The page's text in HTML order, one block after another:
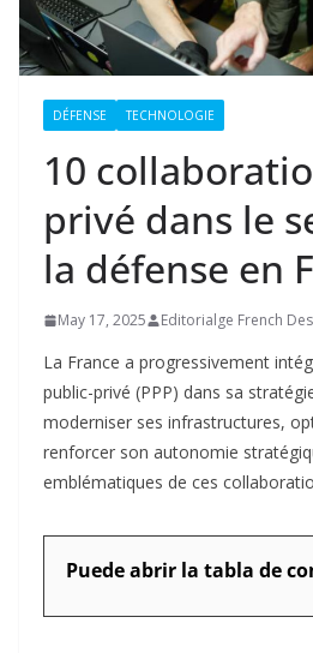
DÉFENSE TECHNOLOGIE
10
privé dans le
la défense en
May 17, 2025 Editorialge French
La France a progressivement
public-privé (PPP) dans sa
moderniser ses infrastructures,
renforcer son autonomie
emblématiques de ces
Puede abrir la tabla de